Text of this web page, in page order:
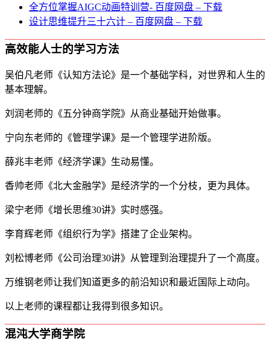
全方位掌握AIGC动画特训营- 百度网盘 – 下载
设计思维提升三十六计 – 百度网盘 – 下载
高效能人士的学习方法
吴伯凡老师《认知方法论》是一个基础学科，对世界和人生的
基本理解。
刘润老师的《五分钟商学院》从商业基础开始做事。
宁向东老师的《管理学课》是一个管理学进阶版。
薛兆丰老师《经济学课》生动易懂。
香帅老师《北大金融学》是经济学的一个分枝，更为具体。
梁宁老师《增长思维30讲》实时感强。
李育辉老师《组织行为学》搭建了企业架构。
刘松博老师《公司治理30讲》从管理到治理提升了一个高度。
万维钢老师让我们知道更多的前沿知识和最近国际上动向。
以上老师的课程都让我得到很多知识。
混沌大学商学院